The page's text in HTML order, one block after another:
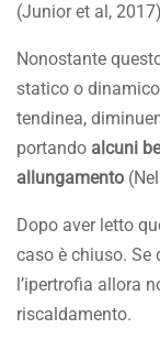
(Junior et al,
Nonostante
statico o
tendinea,
portando alcuni
allungamento
Dopo aver letto
caso è chiuso. Se
l’ipertrofia allora
riscaldamento.